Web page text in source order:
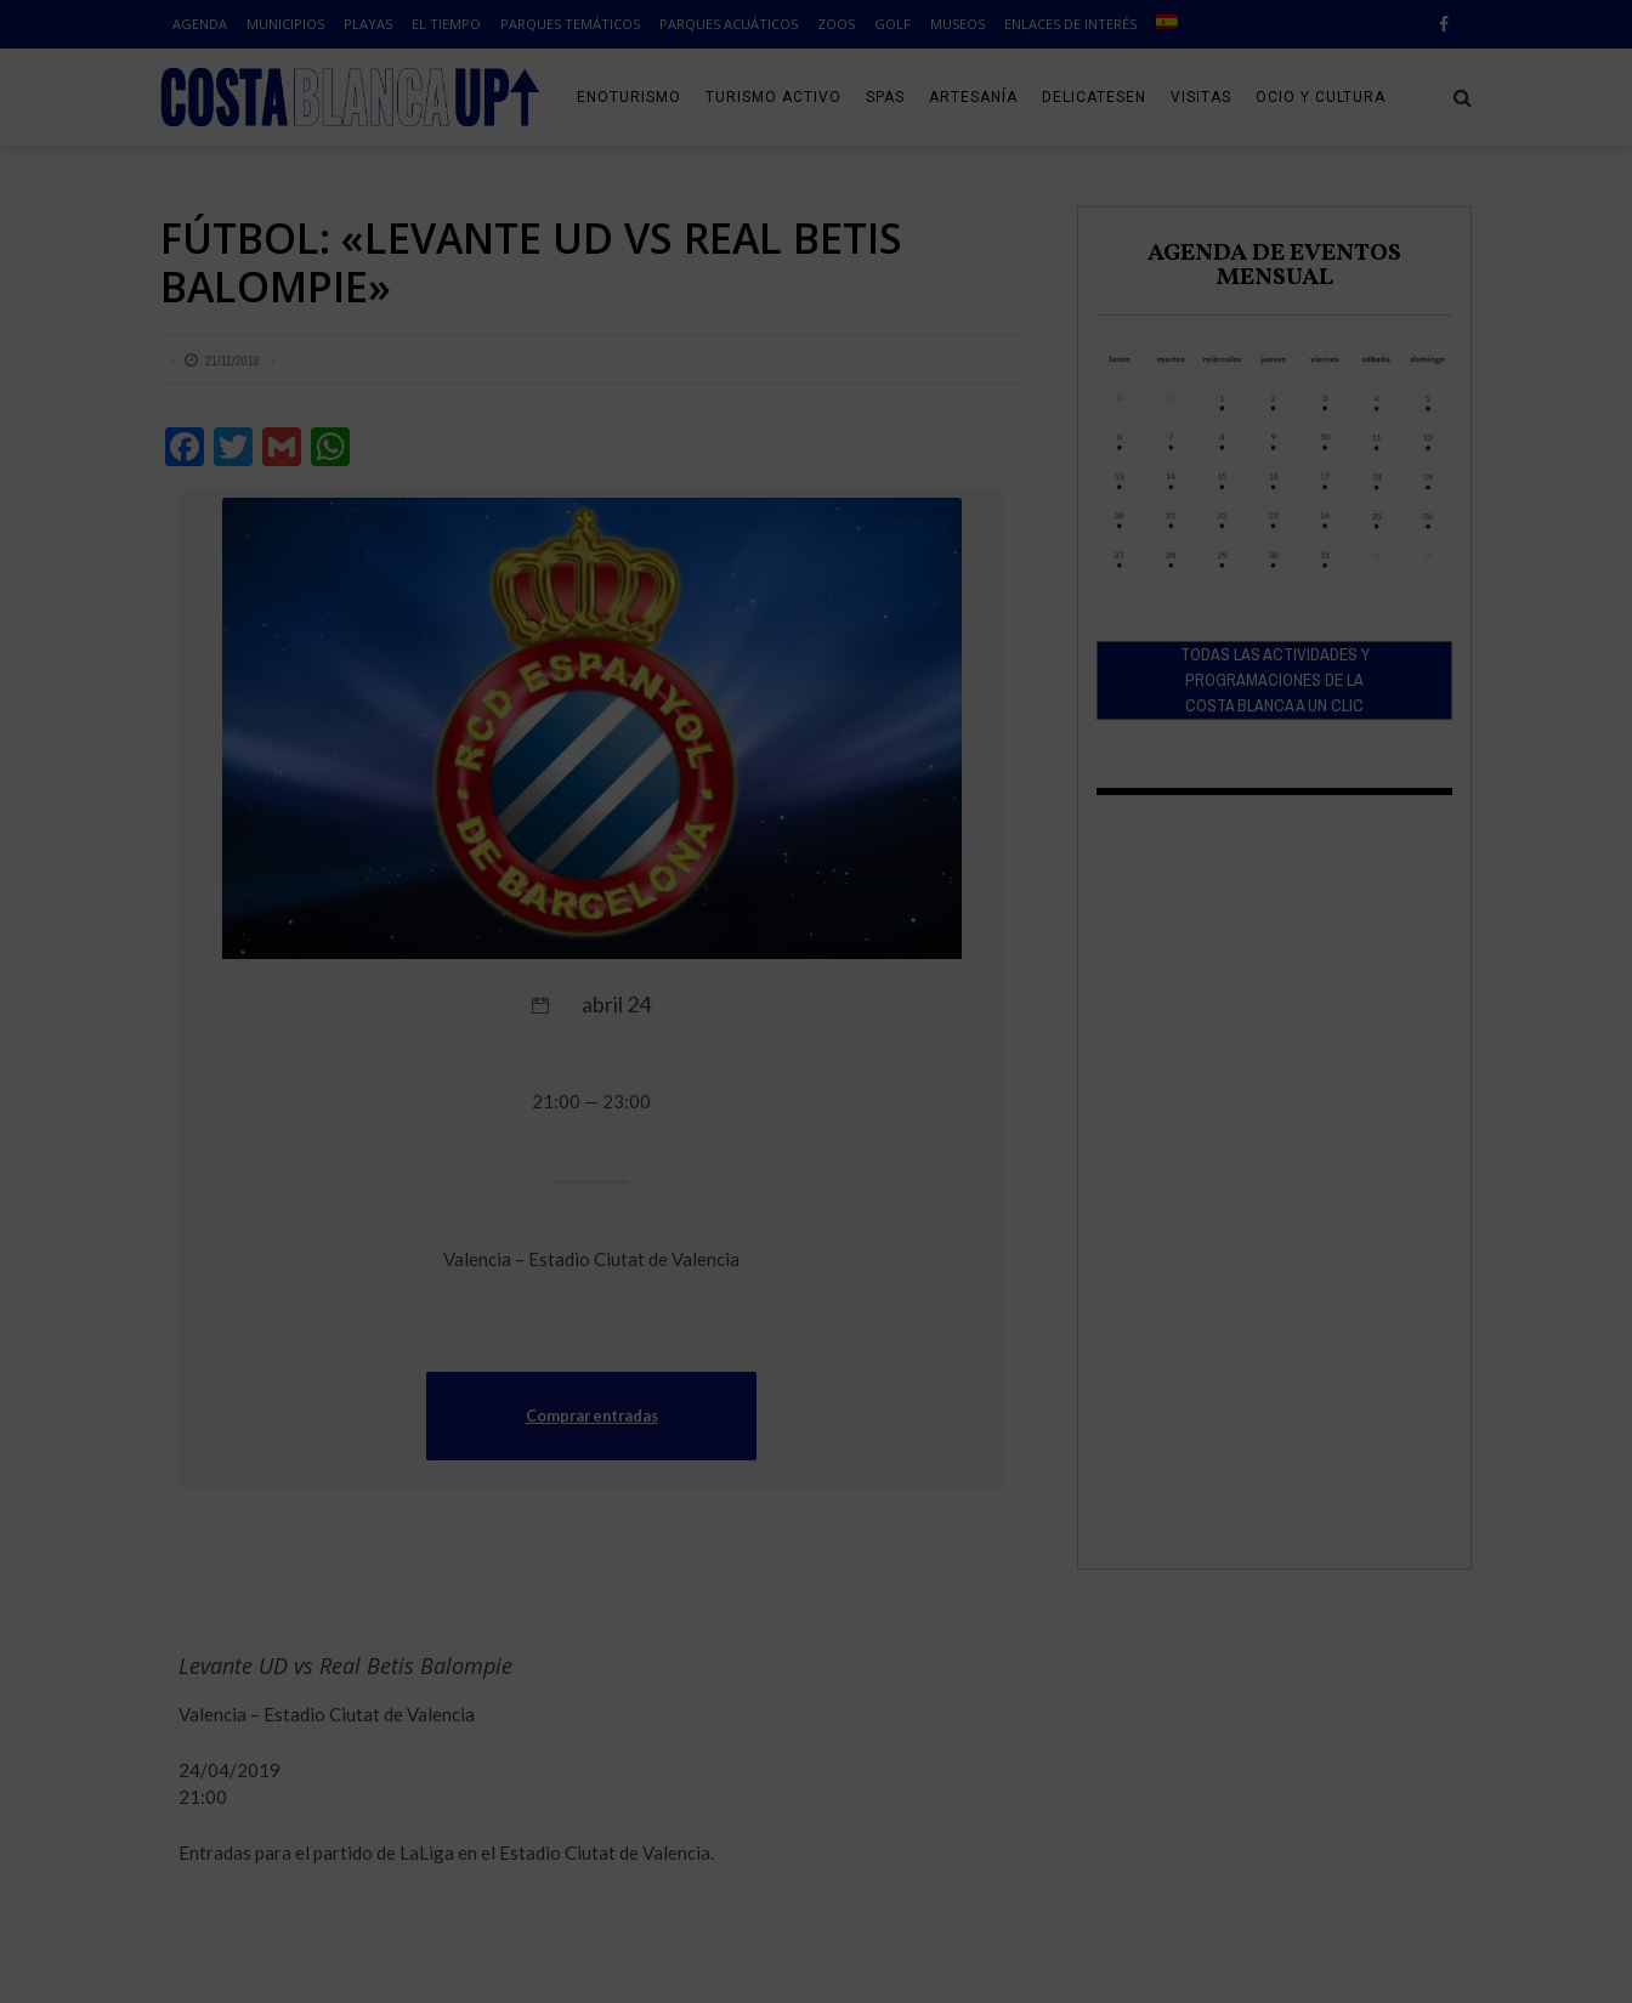
AGENDA MUNICIPIOS PLAYAS EL TIEMPO PARQUES TEMÁTICOS PARQUES ACUÁTICOS ZOOS GOLF MUSEOS ENLACES DE INTERÉS
ENOTURISMO TURISMO ACTIVO SPAS ARTESANÍA DELICATESEN VISITAS OCIO Y CULTURA
FÚTBOL: «LEVANTE UD VS REAL BETIS
BALOMPIE»
21/11/2018
Facebook
Twitter
Gmail
Levante UD vs Real Betis Balompie
Valencia – Estadio Ciutat de Valencia
24/04/2019
21:00
Entradas para el partido de LaLiga en el Estadio Ciutat de Valencia.
abril 24
21:00 — 23:00
Valencia – Estadio Ciutat de Valencia
Comprar entradas
AGENDA DE EVENTOS
MENSUAL
TODAS LAS ACTIVIDADES Y
PROGRAMACIONES DE LA
COSTA BLANCA A UN CLIC